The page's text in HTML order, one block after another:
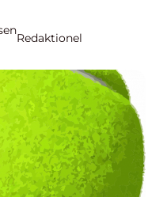
Redaktionel